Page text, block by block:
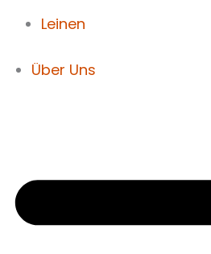
Leinen
Über Uns